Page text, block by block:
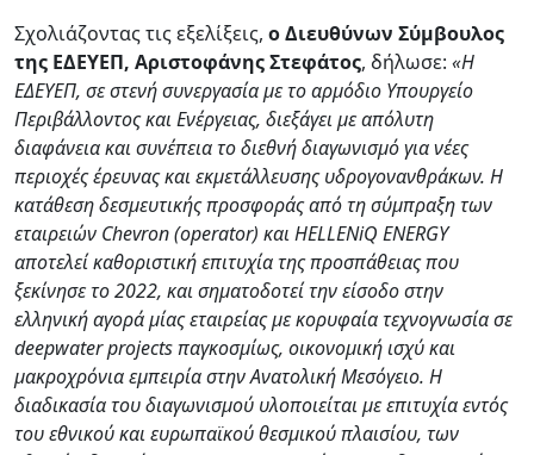
Σχολιάζοντας τις εξελίξεις, ο Διευθύνων Σύμβουλος
της ΕΔΕΥΕΠ, Αριστοφάνης Στεφάτος, δήλωσε: «Η
ΕΔΕΥΕΠ, σε στενή συνεργασία με το αρμόδιο Υπουργείο
Περιβάλλοντος και Ενέργειας, διεξάγει με απόλυτη
διαφάνεια και συνέπεια το διεθνή διαγωνισμόγια νέες
περιοχές έρευνας και εκμετάλλευσης υδρογονανθράκων. Η
κατάθεση δεσμευτικής προσφοράς από τη σύμπραξη των
εταιρειών Chevron(operator) και HELLENiQ ENERGY
αποτελεί καθοριστική επιτυχία της προσπάθειας που
ξεκίνησε το 2022, και σηματοδοτεί την είσοδο στην
ελληνική αγορά μίας εταιρείας με κορυφαία τεχνογνωσία σε
deepwater projects παγκοσμίως, οικονομική ισχύ και
μακροχρόνια εμπειρία στην Ανατολική Μεσόγειο. Η
διαδικασία του διαγωνισμού υλοποιείται με επιτυχία εντός
του εθνικού και ευρωπαϊκού θεσμικού πλαισίου, των